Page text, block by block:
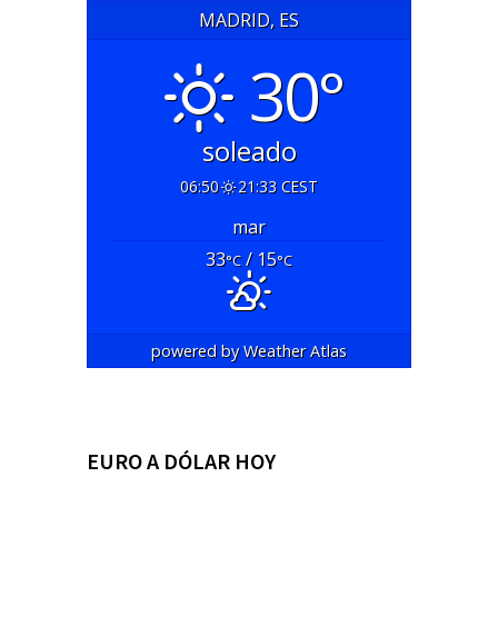
MADRID, ES
30°
soleado
06:50 21:33 CEST
mar
33°C/ 15°C
powered byWeather Atlas
EURO A DÓLAR HOY